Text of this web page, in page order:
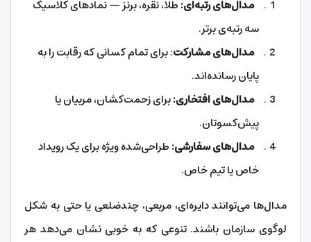
مدال‌های رتبه‌ای:طلا، نقره، برنز — نمادهای کلاسیک
سه رتبه‌ی برتر.
مدال‌های مشارکت: برای تمام کسانی که رقابت را به
پایان رسانده‌اند.
مدال‌های افتخاری:برای زحمت‌کشان، مربیان یا
پیش‌کسوتان.
مدال‌های سفارشی:طراحی‌شده ویژه برای یک رویداد
خاص یا تیم خاص.
مدال‌ها می‌توانند دایره‌ای، مربعی، چندضلعی یا حتی به شکل
لوگوی سازمان باشند. تنوعی که به خوبی نشان می‌دهد هر